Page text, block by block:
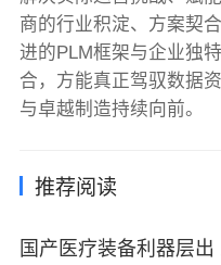
商的行业积淀、方案契
进的PLM框架与企业独
合，方能真正驾驭数据
与卓越制造持续向前。
推荐阅读
国产医疗装备利器层出